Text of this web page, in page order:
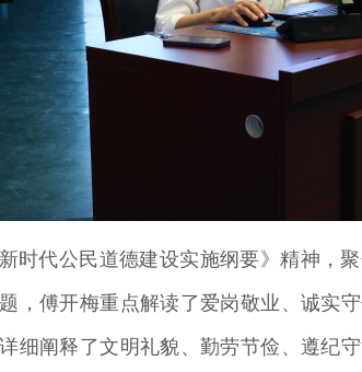
时代公民道德建设实施纲要》精神，
，傅开梅重点解读了爱岗敬业、诚实
细阐释了文明礼貌、勤劳节俭、遵纪